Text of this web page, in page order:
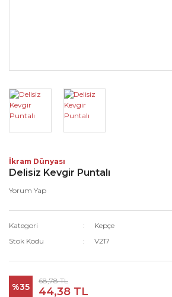
İkram Dünyası
Delisiz Kevgir Puntalı
Yorum Yap
Kategori
Kepçe
Stok Kodu
V217
%35
68,78 TL
44,38 TL